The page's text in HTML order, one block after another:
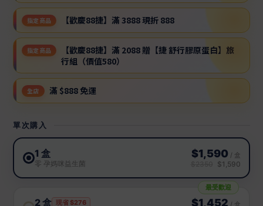
指定商品 【歡慶88捷】滿 3888 現折 888
指定商品
【歡慶88捷】滿 2088 贈【捷 舒行膠原蛋白】旅
行組（價值580）
全店 滿 $888 免運